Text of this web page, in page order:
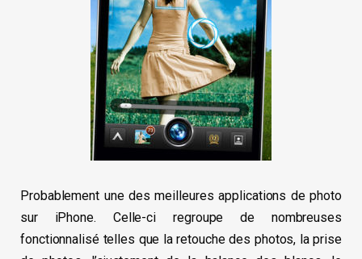
Probablement une des meilleures applications de photo
sur iPhone. Celle-ci regroupe de nombreuses
fonctionnalisé telles que la retouche des photos, la prise